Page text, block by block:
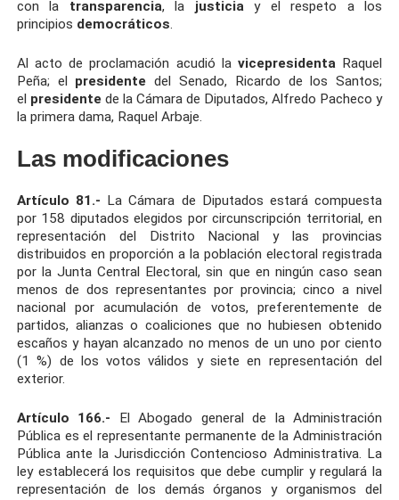
con la transparencia, la justiciay el respeto a los
principios democráticos.
Al acto de proclamación acudió la vicepresidentaRaquel
Peña; el presidente del Senado, Ricardo de los Santos;
el presidentede la Cámara de Diputados, Alfredo Pacheco y
la primera dama, Raquel Arbaje.
Las modificaciones
Artículo 81.- La Cámara de Diputados estará compuesta
por 158 diputados elegidos por circunscripción territorial, en
representación del Distrito Nacional y las provincias
distribuidos en proporción a la población electoral registrada
por la Junta Central Electoral, sin que en ningún caso sean
menos de dos representantes por provincia; cinco a nivel
nacional por acumulación de votos, preferentemente de
partidos, alianzas o coaliciones que no hubiesen obtenido
escaños y hayan alcanzado no menos de un uno por ciento
(1 %) de los votos válidos y siete en representación del
exterior.
Artículo 166.- El Abogado general de la Administración
Pública es el representante permanente de la Administración
Pública ante la Jurisdicción Contencioso Administrativa. La
ley establecerá los requisitos que debe cumplir y regulará la
representación de los demás órganos y organismos del